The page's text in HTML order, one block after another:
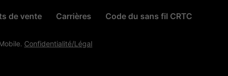
de vente Carrières Code du sans fil CRTC
Confidentialité/Légal